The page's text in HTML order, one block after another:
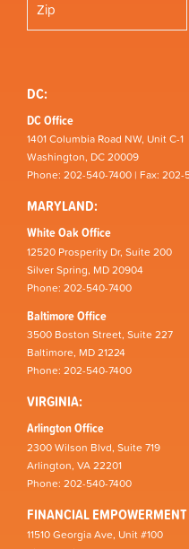
DC:
DC Office
1401 Columbia Road NW, Unit C-1
Washington, DC 20009
Phone: 202-540-7400 | Fax: 202-
MARYLAND:
White Oak Office
12520 Prosperity Dr, Suite 200
Silver Spring, MD 20904
Phone: 202-540-7400
Baltimore Office
3500 Boston Street, Suite 227
Baltimore, MD 21224
Phone: 202-540-7400
VIRGINIA:
Arlington Office
2300 Wilson Blvd, Suite 719
Arlington, VA 22201
Phone: 202-540-7400
FINANCIAL
11510 Georgia Ave, Unit #100